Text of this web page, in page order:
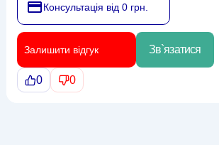
Консультація від 0 грн.
Залишити відгук Зв`язатися
0 0